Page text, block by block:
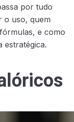
por tudo
o uso, quem
e como
estratégica.